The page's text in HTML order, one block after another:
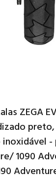
ZEGA
inoxidável
1090